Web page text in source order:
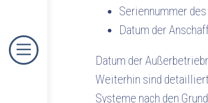
Seriennummer
Datum der
Datum der
Weiterhin sind
Systeme nach den